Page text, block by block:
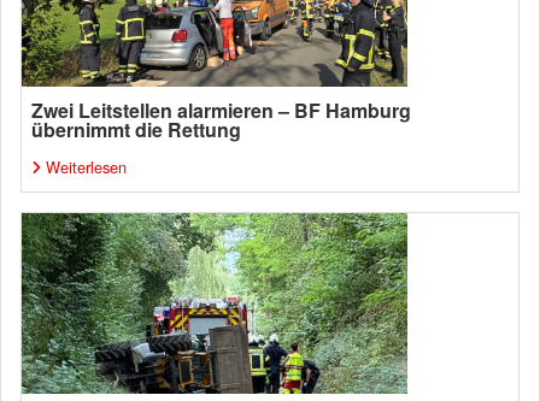
Zwei Leitstellen alarmieren – BF Hamburg
übernimmt die Rettung
Weiterlesen